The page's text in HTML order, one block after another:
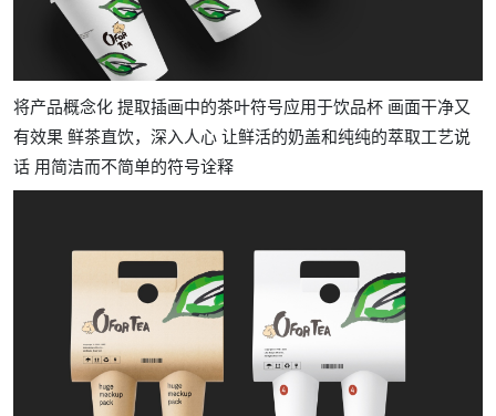
将产品概念化 提取插画中的茶叶符号应用于饮品杯 画面干净又
有效果 鲜茶直饮，深入人心 让鲜活的奶盖和纯纯的萃取工艺说
话 用简洁而不简单的符号诠释